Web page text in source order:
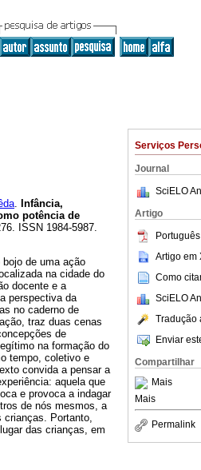
Serviços
Journal
SciELO
Artigo
Artigo em
Como
SciELO
Tradução
Enviar
Compartilhar
Mais
Mais
Permalink
. Infância,
potência de
ISSN 1984-5987.
de uma ação
na cidade do
docente e a
perspectiva da
no caderno de
traz duas cenas
de
na formação do
tempo, coletivo e
convida a pensar a
aquela que
e provoca a indagar
de nós mesmos, a
crianças. Portanto,
das crianças, em